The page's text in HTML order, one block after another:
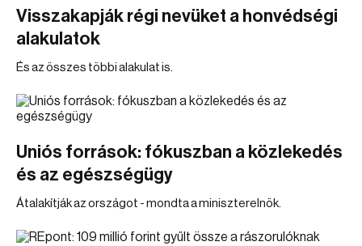
Visszakapják régi nevüket a honvédségi
alakulatok
És az összes többi alakulat is.
Uniós források: fókuszban a közlekedés
és az egészségügy
Átalakítják az országot - mondta a miniszterelnök.